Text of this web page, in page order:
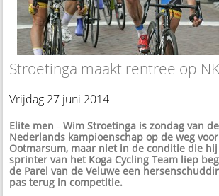
Stroetinga maakt rentree op
Vrijdag 27 juni 2014
Elite men -Wim Stroetinga is zondag van
Nederlands kampioenschap op de weg
Ootmarsum, maar niet in de conditie die
sprinter van het Koga Cycling Team liep
de Parel van de Veluwe een
pas terug in competitie.